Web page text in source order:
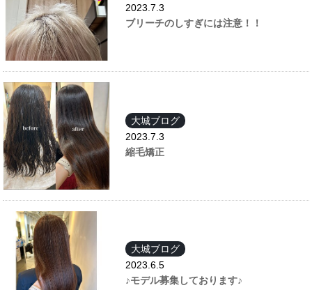
2023.7.3
ブリーチのしすぎには注意！！
大城ブログ
2023.7.3
縮毛矯正
大城ブログ
2023.6.5
♪モデル募集しております♪